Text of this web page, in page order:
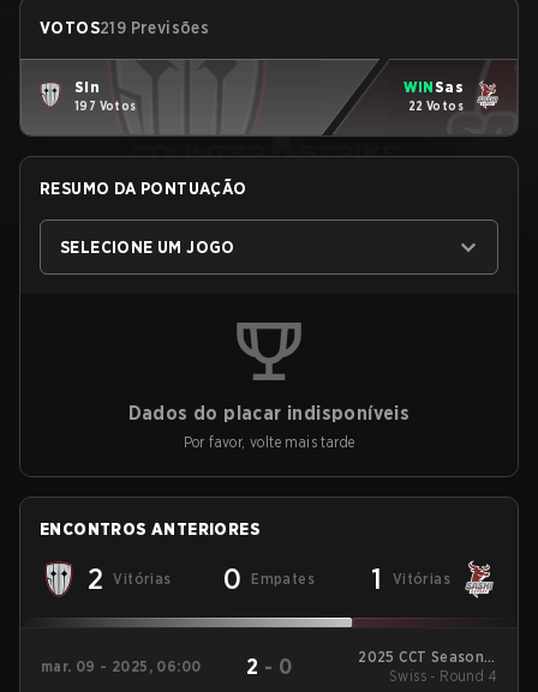
VOTOS219 Previsões
Sin
197 Votos
WINSas
22 Votos
RESUMO DA PONTUAÇÃO
SELECIONE UM JOGO
Dados do placar indisponíveis
Por favor, volte mais tarde
ENCONTROS ANTERIORES
2 Vitórias 0 Empates 1 Vitórias
mar. 09 - 2025, 06:00 2 - 0
2025 CCT Season 2
European Series #20
Swiss - Round 4